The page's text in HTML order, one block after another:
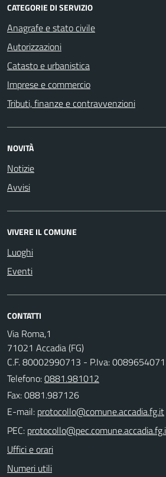
CATEGORIE DI SERVIZIO
Anagrafe e stato civile
Autorizzazioni
Catasto e urbanistica
Imprese e commercio
Tributi, finanze e contravvenzioni
NOVITÀ
Notizie
Avvisi
VIVERE IL COMUNE
Luoghi
Eventi
CONTATTI
Via Roma,1
71021 Accadia (FG)
C.F. 80002990713 - P.Iva:
Telefono:0881.981012
Fax: 0881.987126
E-mail:
PEC:
Uffici e orari
Numeri utili